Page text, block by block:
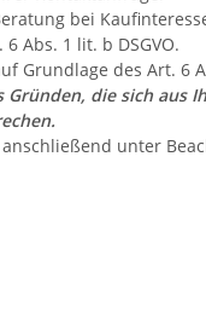
bei
Abs. 1 lit. b DSGVO.
des Art. 6
Gründen, die sich
unter